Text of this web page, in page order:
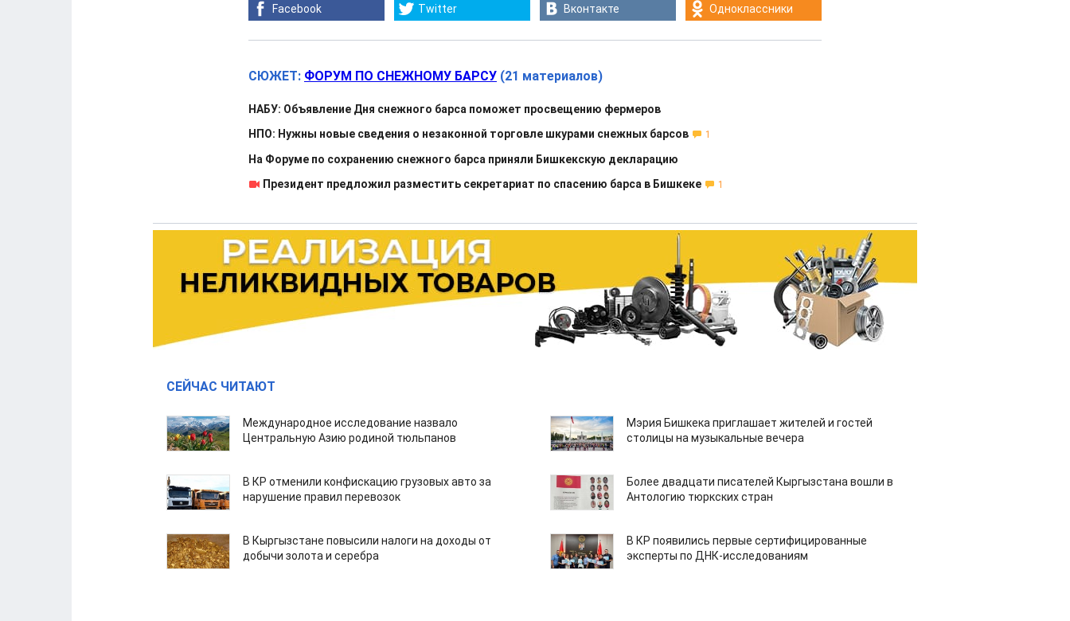
Facebook Twitter Вконтакте Одноклассники
СЮЖЕТ: ФОРУМ ПО СНЕЖНОМУ БАРСУ (21 материалов)
НАБУ: Объявление Дня снежного барса поможет просвещению фермеров
НПО: Нужны новые сведения о незаконной торговле шкурами снежных барсов
1
На Форуме по сохранению снежного барса приняли Бишкекскую декларацию
Президент предложил разместить секретариат по спасению барса в Бишкеке
1
СЕЙЧАС ЧИТАЮТ
Международное исследование назвало
Центральную Азию родиной тюльпанов
Мэрия Бишкека приглашает жителей и гостей
столицы на музыкальные вечера
В КР отменили конфискацию грузовых авто за
нарушение правил перевозок
Более двадцати писателей Кыргызстана вошли в
Антологию тюркских стран
В Кыргызстане повысили налоги на доходы от
добычи золота и серебра
В КР появились первые сертифицированные
эксперты по ДНК-исследованиям